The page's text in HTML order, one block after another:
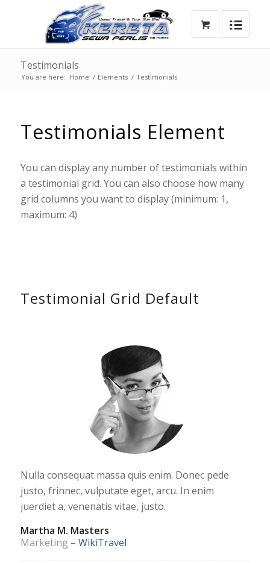
Testimonials
You are here: Home / Elements / Testimonials
Testimonials Element
You can display any number of testimonials within
a testimonial grid. You can also choose how many
grid columns you want to display (minimum: 1,
maximum: 4)
Testimonial Grid Default
Nulla consequat massa quis enim. Donec pede
justo, frinnec, vulputate eget, arcu. In enim
juerdiet a, venenatis vitae, justo.
Martha M. Masters
Marketing – WikiTravel